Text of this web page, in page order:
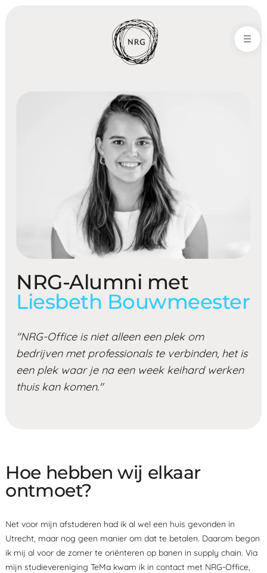
NRG-Alumni met
Liesbeth Bouwmeester
"NRG-Office is niet alleen een plek om
bedrijven met professionals te verbinden, het is
een plek waar je na een week keihard werken
thuis kan komen."
Hoe hebben wij elkaar
ontmoet?
Net voor mijn afstuderen had ik al wel een huis gevonden in
Utrecht, maar nog geen manier om dat te betalen. Daarom begon
ik mij al voor de zomer te oriënteren op banen in supply chain. Via
mijn studievereniging TeMa kwam ik in contact met NRG-Office,